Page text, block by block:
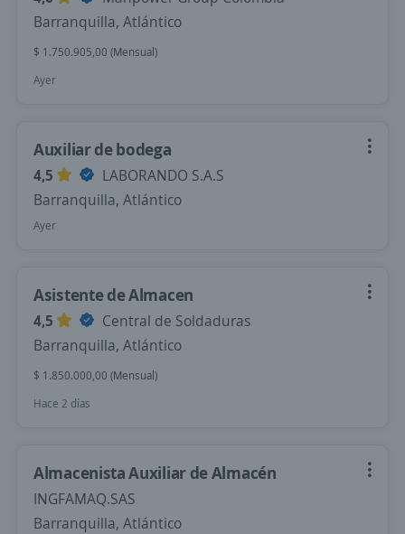
Barranquilla, Atlántico
$ 1.750.905,00 (Mensual)
Ayer
Auxiliar de bodega
4,5
LABORANDO S.A.S
Barranquilla, Atlántico
Ayer
Asistente de Almacen
4,5
Central de Soldaduras
Barranquilla, Atlántico
$ 1.850.000,00 (Mensual)
Hace 2 días
Almacenista Auxiliar de Almacén
INGFAMAQ.SAS
Barranquilla, Atlántico